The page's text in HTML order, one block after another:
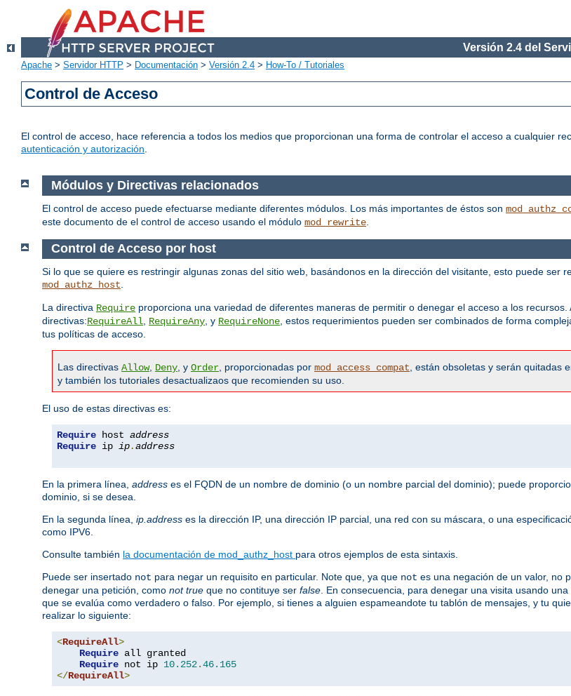
Versión 2.4 del
Apache > Servidor HTTP > Documentación > Versión 2.4 > How-To / Tutoriales
Control de Acceso
El control de acceso, hace referencia a todos los medios que proporcionan una forma de controlar el acceso a cualquier
autenticación y autorización.
Módulos y Directivas relacionados
El control de acceso puede efectuarse mediante diferentes módulos. Los más importantes de éstos son
este documento de el control de acceso usando el módulo mod_rewrite
Control de Acceso por host
Si lo que se quiere es restringir algunas zonas del sitio web, basándonos en la dirección del visitante, esto puede ser
mod_authz_host
La directiva Require proporciona una variedad de diferentes maneras de permitir o denegar el acceso a los
directivas:RequireAll RequireAny , y RequireNone , estos requerimientos pueden ser combinados de forma
tus políticas de acceso.
Las directivas Allow, Deny , y Order , proporcionadas por mod_access_compat , están obsoletas y serán quitadas
y también los tutoriales desactualizaos que recomienden su uso.
El uso de estas directivas es:
Require host address
Require ip ip.address
En la primera línea, address es el FQDN de un nombre de dominio (o un nombre parcial del dominio); puede
dominio, si se desea.
En la segunda línea, ip.address es la dirección IP, una dirección IP parcial, una red con su máscara, o una
como IPV6.
Consulte también la documentación de mod_authz_host para otros ejemplos de esta sintaxis.
Puede ser insertado not para negar un requisito en particular. Note que, ya que not es una negación de un valor, no
denegar una petición, como not true que no contituye ser false . En consecuencia, para denegar una visita usando
que se evalúa como verdadero o falso. Por ejemplo, si tienes a alguien espameandote tu tablón de mensajes, y tu
realizar lo siguiente:
<RequireAll>
Require all granted
Require not ip 10.252.46.165
</RequireAll>